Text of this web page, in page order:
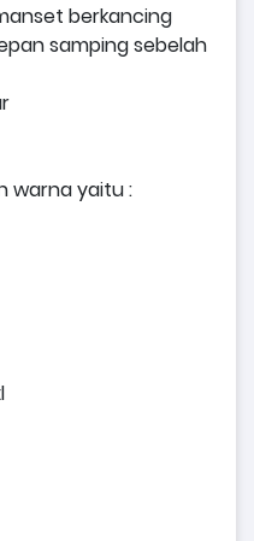
berkancing
samping sebelah
warna yaitu :